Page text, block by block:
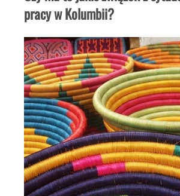
pracy w Kolumbii?